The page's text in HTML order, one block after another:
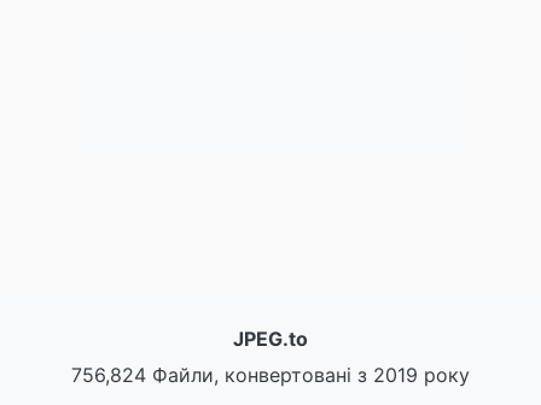
JPEG.to
756,824 Файли, конвертовані з 2019 року